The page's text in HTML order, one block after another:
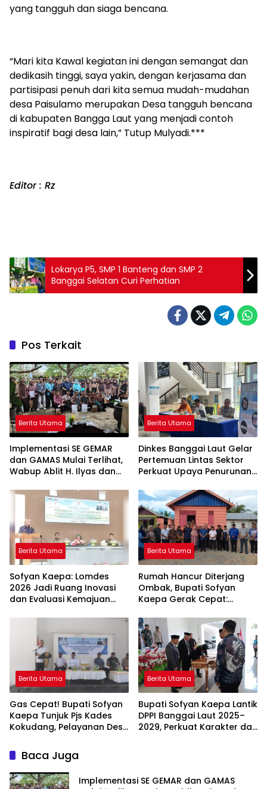
yang tangguh dan siaga bencana.
“Mari kita Kawal kegiatan ini dengan semangat dan
dedikasih tinggi, saya yakin, dengan kerjasama dan
partisipasi penuh dari kita semua mudah-mudahan
desa Paisulamo merupakan Desa tangguh bencana
di kabupaten Bangga Laut yang menjadi contoh
inspiratif bagi desa lain,” Tutup Mulyadi.***
Editor : Rz
Lokarya P5, SMP 1 Banteng dan SMP 2
Banggai Selatan Curi Perhatian
Pos Terkait
Berita Utama
Implementasi SE GEMAR
dan GAMAS Mulai Terlihat,
Wabup Ablit H. Ilyas dan
Kompak Ambil Rapor Anak
Berita Utama
Dinkes Banggai Laut Gelar
Pertemuan Lintas Sektor
Perkuat Upaya Penurunan
Berita Utama
Sofyan Kaepa: Lomdes
2026 Jadi Ruang Inovasi
dan Evaluasi Kemajuan
Berita Utama
Rumah Hancur Diterjang
Ombak, Bupati Sofyan
Kaepa Gerak Cepat:
Diserahkan!
Berita Utama
Gas Cepat! Bupati Sofyan
Kaepa Tunjuk Pjs Kades
Kokudang, Pelayanan Desa
Berita Utama
Bupati Sofyan Kaepa Lantik
DPPI Banggai Laut 2025–
2029, Perkuat Karakter dan
Baca Juga
Implementasi SE GEMAR dan GAMAS